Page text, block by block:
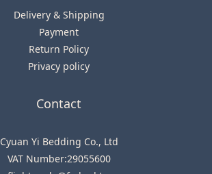
Delivery & Shipping
Payment
Return Policy
Privacy policy
Contact
Cyuan Yi Bedding Co., Ltd
VAT Number:29055600